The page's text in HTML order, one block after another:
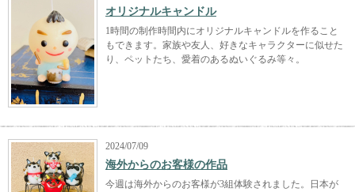
オリジナルキャンドル
1時間の制作時間内にオリジナルキャンドルを作ること
もできます。家族や友人、好きなキャラクターに似せた
り、ペットたち、愛着のあるぬいぐるみ等々。
2024/07/09
海外からのお客様の作品
今週は海外からのお客様が3組体験されました。日本が